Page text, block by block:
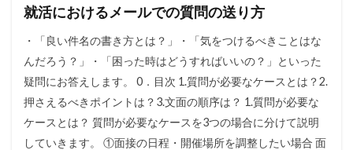
就活におけるメールでの質問の送り方
・「良い件名の書き方とは？」・「気をつけるべきことはな
んだろう？」・「困った時はどうすればいいの？」といった
疑問にお答えします。 0．目次 1.質問が必要なケースとは？2.
押さえるべきポイントは？3.文面の順序は？ 1.質問が必要な
ケースとは？ 質問が必要なケースを3つの場合に分けて説明
していきます。 ①面接の日程・開催場所を調整したい場合 面